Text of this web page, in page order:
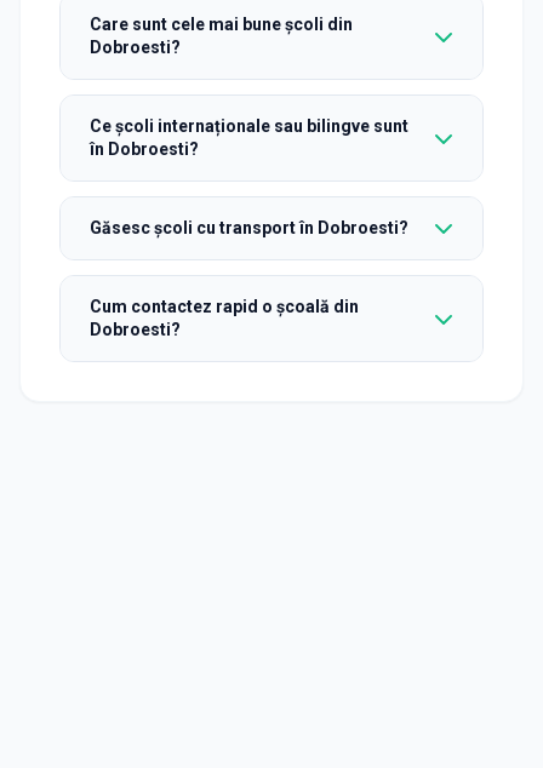
Care sunt cele mai bune școli din
Dobroesti?
Ce școli internaționale sau bilingve sunt
în Dobroesti?
Găsesc școli cu transport în Dobroesti?
Cum contactez rapid o școală din
Dobroesti?